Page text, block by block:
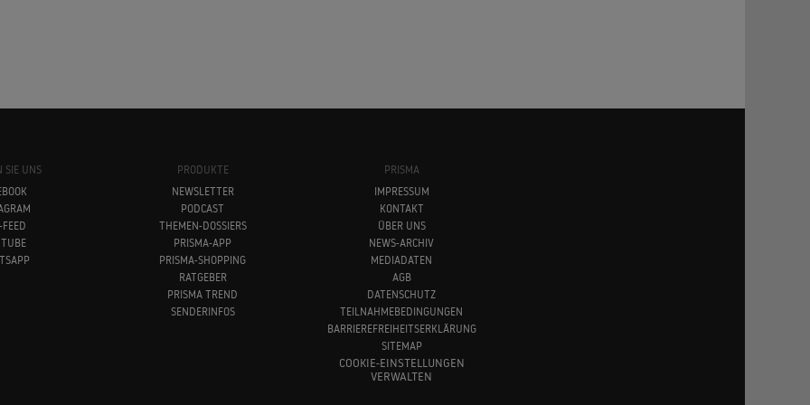
SIE UNS
FEED
PRODUKTE
NEWSLETTER
PODCAST
THEMEN-DOSSIERS
PRISMA-APP
PRISMA-SHOPPING
RATGEBER
PRISMA TREND
SENDERINFOS
PRISMA
IMPRESSUM
KONTAKT
ÜBER UNS
NEWS-ARCHIV
MEDIADATEN
AGB
DATENSCHUTZ
TEILNAHMEBEDINGUNGEN
BARRIEREFREIHEITSERKLÄRUNG
SITEMAP
COOKIE-EINSTELLUNGEN
VERWALTEN